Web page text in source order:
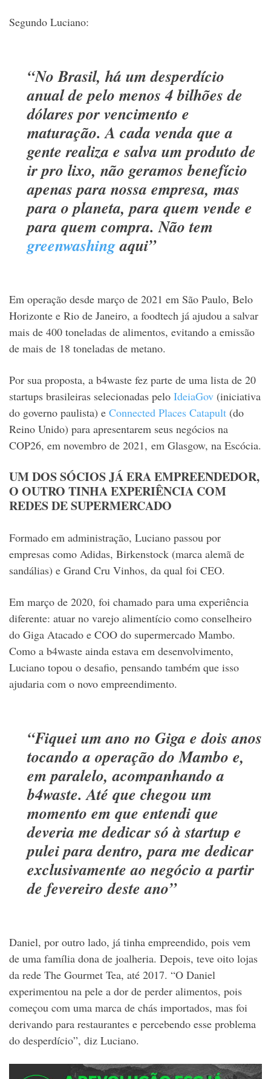
Segundo Luciano:
“No Brasil, há um desperdício
anual de pelo menos 4 bilhões de
dólares por vencimento e
maturação. A cada venda que a
gente realiza e salva um produto de
ir pro lixo, não geramos benefício
apenas para nossa empresa, mas
para o planeta, para quem vende e
para quem compra. Não tem
greenwashingaqui”
Em operação desde março de 2021 em São Paulo, Belo
Horizonte e Rio de Janeiro, a foodtech já ajudou a salvar
mais de 400 toneladas de alimentos, evitando a emissão
de mais de 18 toneladas de metano.
Por sua proposta, a b4waste fez parte de uma lista de 20
startups brasileiras selecionadas pelo IdeiaGov (iniciativa
do governo paulista) e Connected Places Catapult (do
Reino Unido) para apresentarem seus negócios na
COP26, em novembro de 2021, em Glasgow, na Escócia.
UM DOS SÓCIOS JÁ ERA EMPREENDEDOR,
O OUTRO TINHA EXPERIÊNCIA COM
REDES DE SUPERMERCADO
Formado em administração, Luciano passou por
empresas como Adidas, Birkenstock (marca alemã de
sandálias) e Grand Cru Vinhos, da qual foi CEO.
Em março de 2020, foi chamado para uma experiência
diferente: atuar no varejo alimentício como conselheiro
do Giga Atacado e COO do supermercado Mambo.
Como a b4waste ainda estava em desenvolvimento,
Luciano topou o desafio, pensando também que isso
ajudaria com o novo empreendimento.
“Fiquei um ano no Giga e dois anos
tocando a operação do Mambo e,
em paralelo, acompanhando a
b4waste. Até que chegou um
momento em que entendi que
deveria me dedicar só à startup e
pulei para dentro, para me dedicar
exclusivamente ao negócio a partir
de fevereiro deste ano”
Daniel, por outro lado, já tinha empreendido, pois vem
de uma família dona de joalheria. Depois, teve oito lojas
da rede The Gourmet Tea, até 2017. “O Daniel
experimentou na pele a dor de perder alimentos, pois
começou com uma marca de chás importados, mas foi
derivando para restaurantes e percebendo esse problema
do desperdício”, diz Luciano.